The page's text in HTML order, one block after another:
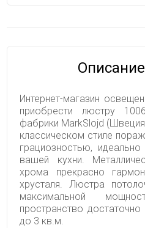
Интернет-магазин
приобрести люстру
фабрики MarkSlojd
классическом стиле
грациозностью,
вашей кухни.
хрома прекрасно
хрусталя. Люстра
максимальной
пространство
до 3 кв.м.